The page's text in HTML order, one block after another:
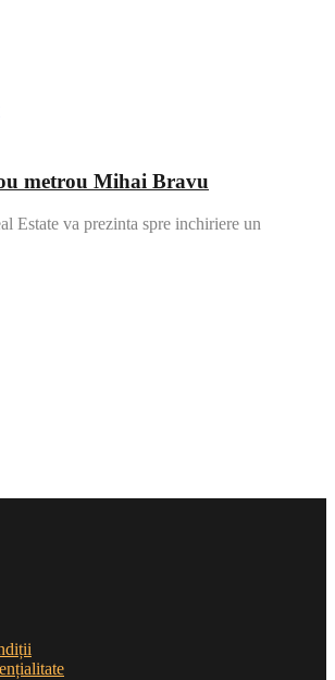
metrou Mihai Bravu
Estate va prezinta spre inchiriere un